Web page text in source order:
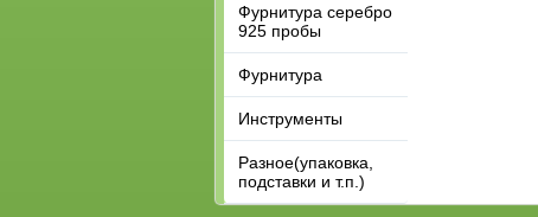
Фурнитура серебро
925 пробы
Фурнитура
Инструменты
Разное(упаковка,
подставки и т.п.)